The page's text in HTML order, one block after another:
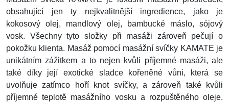
obsahující jen ty nejkvalitnější ingredience, jako je
kokosový olej, mandlový olej, bambucké máslo, sójový
vosk. Všechny tyto složky při masáži zároveň pečují o
pokožku klienta. Masáž pomocí masážní svíčky KAMATE je
unikátním zážitkem a to nejen kvůli příjemné masáži, ale
také díky její exotické sladce kořeněné vůni, která se
uvolňuje zatímco hoří knot svíčky, a zároveň také kvůli
příjemné teplotě masážního vosku a rozpuštěného oleje.